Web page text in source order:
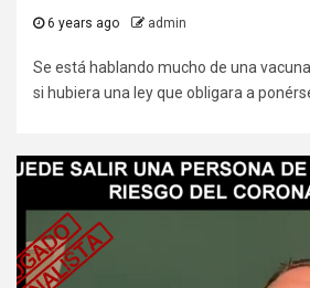
6 years ago admin
Se está hablando mucho de una
si hubiera una ley que obligara a